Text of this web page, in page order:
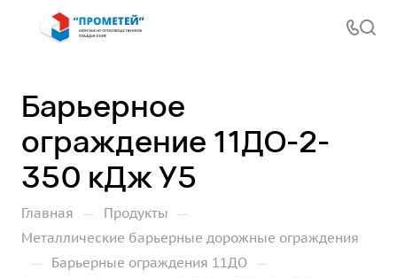
Барьерное
ограждение 11ДО-2-
350 кДж У5
Главная — Продукты —
Металлические барьерные дорожные ограждения
— Барьерные ограждения 11ДО —